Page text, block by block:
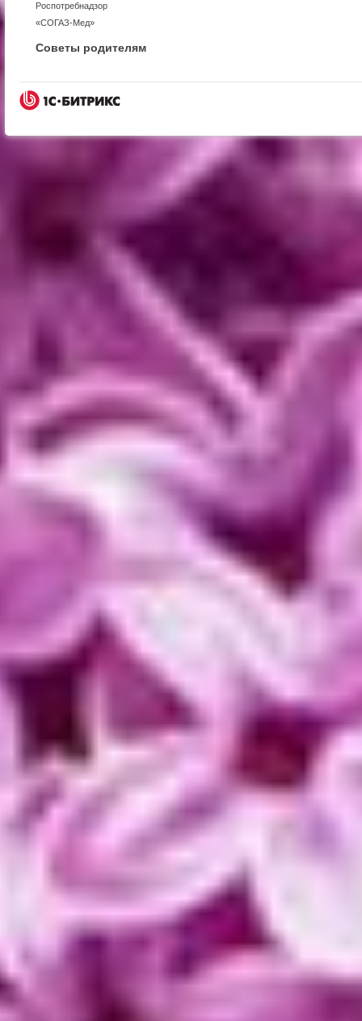
Роспотребнадзор
«СОГАЗ-Мед»
Советы родителям